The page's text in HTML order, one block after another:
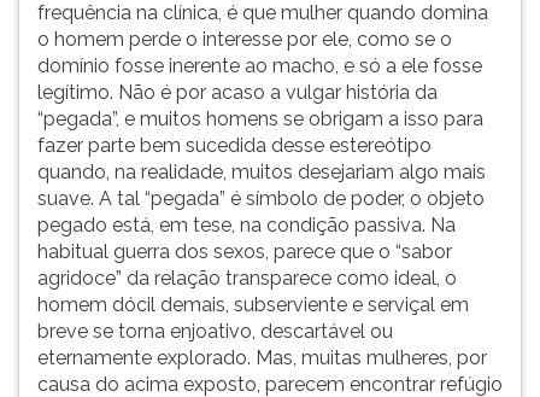
frequência na clínica, é que mulher quando domina
o homem perde o interesse por ele, como se o
domínio fosse inerente ao macho, e só a ele fosse
legítimo. Não é por acaso a vulgar história da
“pegada”, e muitos homens se obrigam a isso para
fazer parte bem sucedida desse estereótipo
quando, na realidade, muitos desejariam algo mais
suave. A tal “pegada” é símbolo de poder, o objeto
pegado está, em tese, na condição passiva. Na
habitual guerra dos sexos, parece que o “sabor
agridoce” da relação transparece como ideal, o
homem dócil demais, subserviente e serviçal em
breve se torna enjoativo, descartável ou
eternamente explorado. Mas, muitas mulheres, por
causa do acima exposto, parecem encontrar refúgio